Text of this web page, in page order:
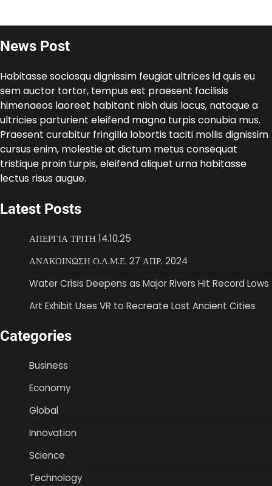
News Post
Habitasse sociosqu dignissim feugiat ultrices id quis eu
sem auctor tortor, tempus est praesent facilisis
himenaeos laoreet habitant nibh duis lacus, natoque a
ultricies parturient eleifend magna turpis conubia mus.
Praesent curabitur fringilla lobortis taciti mollis dignissim
cursus enim, molestie at dictum metus consequat
tristique proin turpis, eleifend aliquet urna habitasse
lectus risus augue.
Latest Posts
ΑΠΕΡΓΙΑ ΤΡΙΤΗ 14.10.25
ΑΝΑΚΟΙΝΩΣΗ Ο.Λ.Μ.Ε. 27 ΑΠΡ. 2024
Water Crisis Deepens as Major Rivers Hit Record Lows
Art Exhibit Uses VR to Recreate Lost Ancient Cities
Categories
Business
Economy
Global
Innovation
Science
Technology